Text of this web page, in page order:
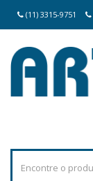
(11) 3315-9751